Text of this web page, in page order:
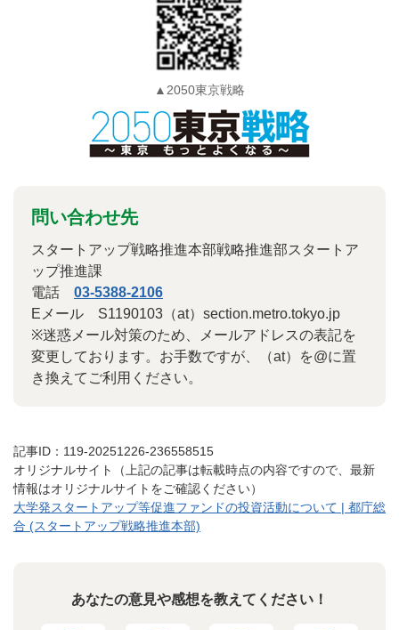
▲2050東京戦略
問い合わせ先
スタートアップ戦略推進本部戦略推進部スタートア
ップ推進課
電話 03-5388-2106
Eメール S1190103（at）section.metro.tokyo.jp
※迷惑メール対策のため、メールアドレスの表記を
変更しております。お手数ですが、（at）を@に置
き換えてご利用ください。
記事ID：119-20251226-236558515
オリジナルサイト（上記の記事は転載時点の内容ですので、最新
情報はオリジナルサイトをご確認ください）
大学発スタートアップ等促進ファンドの投資活動について | 都庁総
合 (スタートアップ戦略推進本部)
あなたの意見や感想を教えてください！